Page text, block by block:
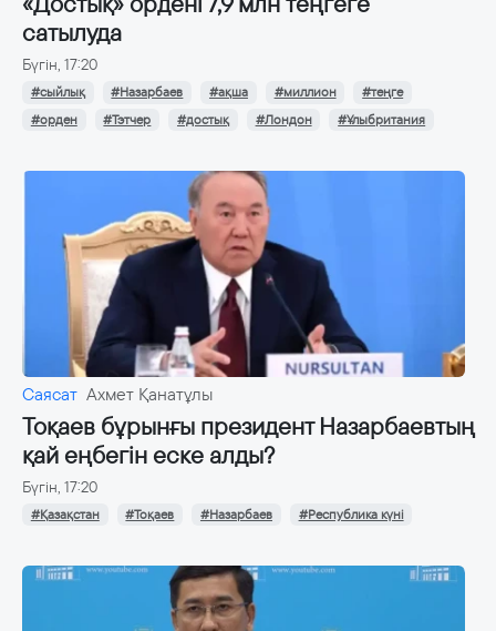
сатылуда
Бүгін, 17:20
#сыйлық #Назарбаев #ақша #миллион
#теңге
#орден
#Тэтчер #достық #Лондон #Ұлыбритания
Саясат Ахмет Қанатұлы
Тоқаев бұрынғы президент Назарбаевтың
қай еңбегін еске алды?
Бүгін, 17:20
#Қазақстан #Тоқаев #Назарбаев #Республика күні